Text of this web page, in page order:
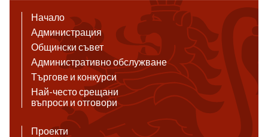
Начало
Администрация
Общински съвет
Административно обслужване
Търгове и конкурси
Най-често срещани
въпроси и отговори
Проекти